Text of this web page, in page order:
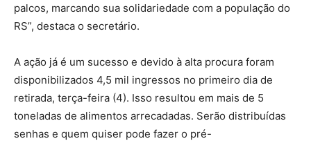
palcos, marcando sua solidariedade com a população do
RS”, destaca o secretário.
A ação já é um sucesso e devido à alta procura foram
disponibilizados 4,5 mil ingressos no primeiro dia de
retirada, terça-feira (4). Isso resultou em mais de 5
toneladas de alimentos arrecadadas. Serão distribuídas
senhas e quem quiser pode fazer o pré-